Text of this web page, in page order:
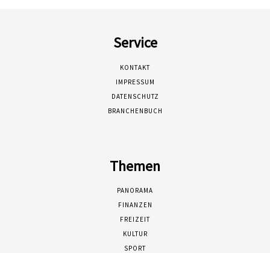
Service
KONTAKT
IMPRESSUM
DATENSCHUTZ
BRANCHENBUCH
Themen
PANORAMA
FINANZEN
FREIZEIT
KULTUR
SPORT